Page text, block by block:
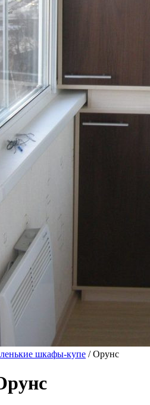
шкафы-купе / Орунс